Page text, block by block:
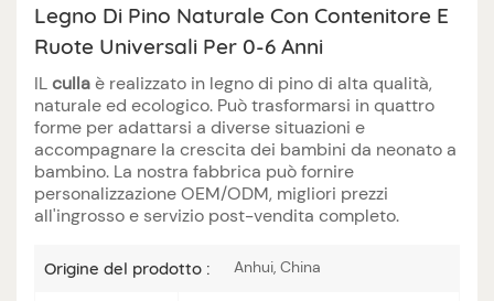
Legno Di Pino Naturale Con Contenitore E
Ruote Universali Per 0-6 Anni
ILcullaè realizzato in legno di pino di alta qualità,
naturale ed ecologico. Può trasformarsi in quattro
forme per adattarsi a diverse situazioni e
accompagnare la crescita dei bambini da neonato a
bambino. La nostra fabbrica può fornire
personalizzazione OEM/ODM, migliori prezzi
all'ingrosso e servizio post-vendita completo.
Origine del prodotto : Anhui, China